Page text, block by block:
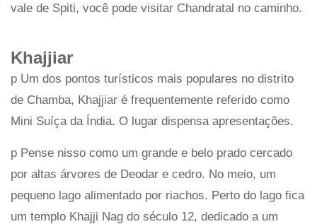
vale de Spiti, você pode visitar Chandratal no caminho.
Khajjiar
p Um dos pontos turísticos mais populares no distrito
de Chamba, Khajjiar é frequentemente referido como
Mini Suíça da Índia. O lugar dispensa apresentações.
p Pense nisso como um grande e belo prado cercado
por altas árvores de Deodar e cedro. No meio, um
pequeno lago alimentado por riachos. Perto do lago fica
um templo Khajji Nag do século 12, dedicado a um